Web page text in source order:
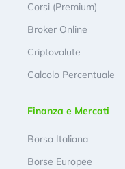
Corsi (Premium)
Broker Online
Criptovalute
Calcolo Percentuale
Finanza e Mercati
Borsa Italiana
Borse Europee